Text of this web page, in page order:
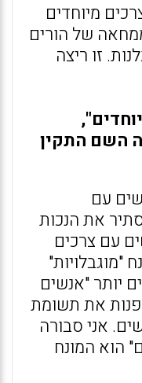
מיוחדים
של הורים
זו ריצה
השם התקין
עם
את הנכות
עם צרכים
"מוגבלויות"
יותר "אנשים
את תשומת
אני סבורה
הוא המונח